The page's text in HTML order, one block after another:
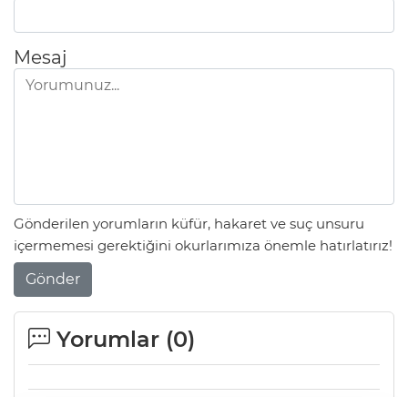
Mesaj
Gönderilen yorumların küfür, hakaret ve suç unsuru
içermemesi gerektiğini okurlarımıza önemle hatırlatırız!
Gönder
Yorumlar (0)